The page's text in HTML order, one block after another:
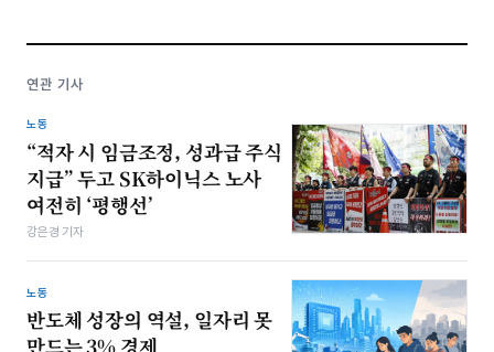
연관 기사
노동
“적자 시 임금조정, 성과급 주식
지급” 두고 SK하이닉스 노사
여전히 ‘평행선’
강은경 기자
노동
반도체 성장의 역설, 일자리 못
만드는 3% 경제